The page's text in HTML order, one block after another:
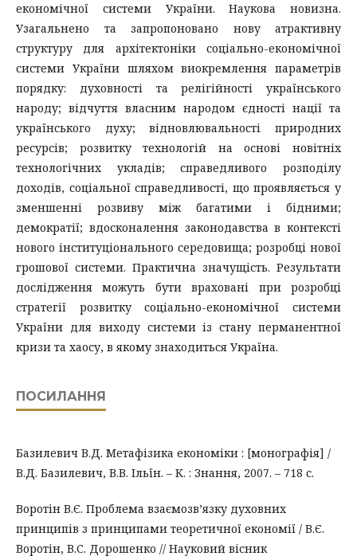
економічної системи України. Наукова новизна.
Узагальнено та запропоновано нову атрактивну
структуру для архітектоніки соціально-економічної
системи України шляхом виокремлення параметрів
порядку: духовності та релігійності українського
народу; відчуття власним народом єдності нації та
українського духу; відновлювальності природних
ресурсів; розвитку технологій на основі новітніх
технологічних укладів; справедливого розподілу
доходів, соціальної справедливості, що проявляється у
зменшенні розвиву між багатими і бідними;
демократії; вдосконалення законодавства в контексті
нового інституціонального середовища; розробці нової
грошової системи. Практична значущість. Результати
дослідження можуть бути враховані при розробці
стратегії розвитку соціально-економічної системи
України для виходу системи із стану перманентної
кризи та хаосу, в якому знаходиться Україна.
ПОСИЛАННЯ
Базилевич В.Д. Метафізика економіки : [монографія] /
В.Д. Базилевич, В.В. Ільїн. – К. : Знання, 2007. – 718 с.
Воротін В.Є. Проблема взаємозв’язку духовних
принципів з принципами теоретичної економії / В.Є.
Воротін, В.С. Дорошенко // Науковий вісник